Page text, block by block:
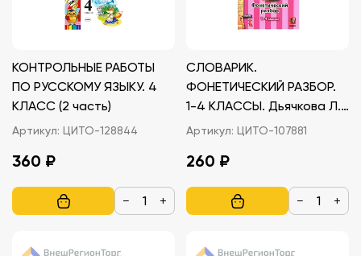
КОНТРОЛЬНЫЕ РАБОТЫ
ПО РУССКОМУ ЯЗЫКУ. 4
КЛАСС (2 часть)
Артикул: ЦИТО-128844
360 ₽
− +
СЛОВАРИК.
ФОНЕТИЧЕСКИЙ РАЗБОР.
1-4 КЛАССЫ. Дьячкова Л.
В.
Артикул: ЦИТО-107881
260 ₽
− +